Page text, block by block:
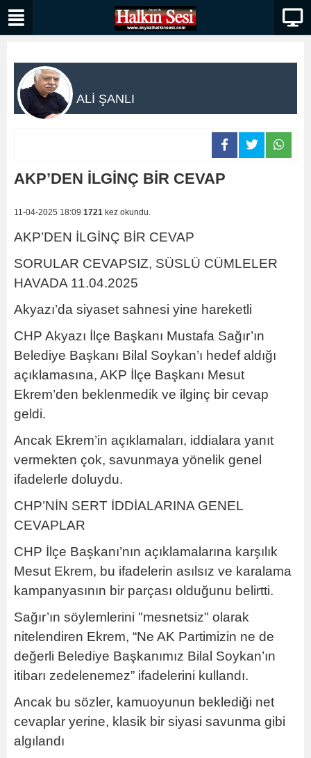
ALİ ŞANLI
AKP’DEN İLGİNÇ BİR CEVAP
11-04-2025 18:09 1721 kez okundu.
AKP’DEN İLGİNÇ BİR CEVAP
SORULAR CEVAPSIZ, SÜSLÜ CÜMLELER
HAVADA 11.04.2025
Akyazı’da siyaset sahnesi yine hareketli
CHP Akyazı İlçe Başkanı Mustafa Sağır’ın
Belediye Başkanı Bilal Soykan’ı hedef aldığı
açıklamasına, AKP İlçe Başkanı Mesut
Ekrem’den beklenmedik ve ilginç bir cevap
geldi.
Ancak Ekrem’in açıklamaları, iddialara yanıt
vermekten çok, savunmaya yönelik genel
ifadelerle doluydu.
CHP’NİN SERT İDDİALARINA GENEL
CEVAPLAR
CHP İlçe Başkanı’nın açıklamalarına karşılık
Mesut Ekrem, bu ifadelerin asılsız ve karalama
kampanyasının bir parçası olduğunu belirtti.
Sağır’ın söylemlerini "mesnetsiz" olarak
nitelendiren Ekrem, “Ne AK Partimizin ne de
değerli Belediye Başkanımız Bilal Soykan’ın
itibarı zedelenemez” ifadelerini kullandı.
Ancak bu sözler, kamuoyunun beklediği net
cevaplar yerine, klasik bir siyasi savunma gibi
algılandı